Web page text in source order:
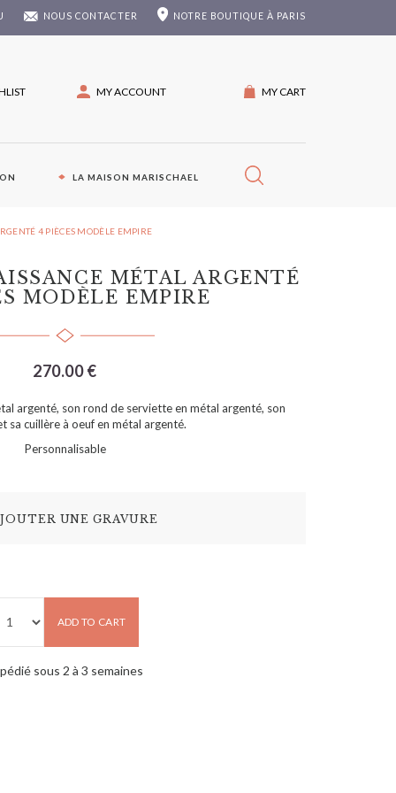
NOUS CONTACTER NOTRE BOUTIQUE À PARIS
MY ACCOUNT MY CART
LA MAISON MARISCHAEL
4 PIÈCES MODÈLE EMPIRE
MÉTAL ARGENTÉ
MODÈLE EMPIRE
270.00 €
argenté, son rond de serviette en métal argenté, son
sa cuillère à oeuf en métal argenté.
Personnalisable
UNE GRAVURE
ADD TO CART
sous 2 à 3 semaines